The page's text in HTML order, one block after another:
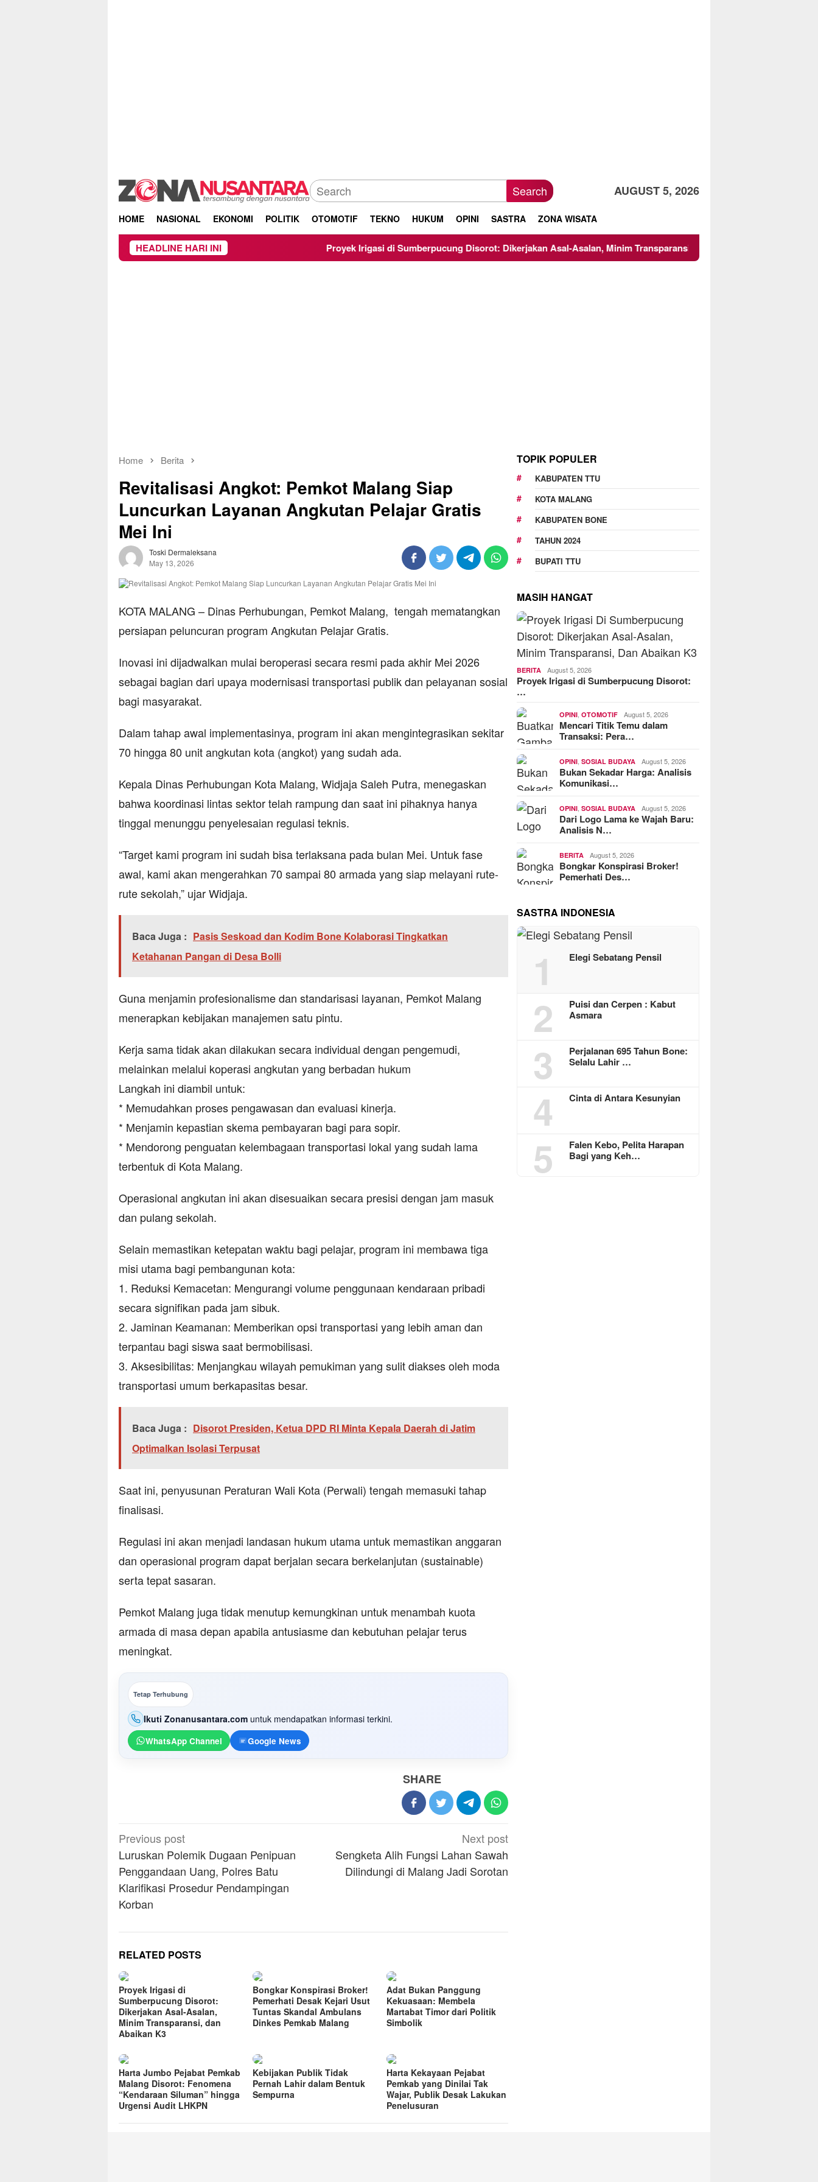
Search AUGUST 5, 2026
HOME NASIONAL EKONOMI POLITIK OTOMOTIF TEKNO HUKUM OPINI SASTRA ZONA WISATA
HEADLINE HARI INI Proyek Irigasi di Sumberpucung Disorot: Dikerjakan Asal-Asalan, Minim Transparansi, dan Abaikan K3
Home Berita
Revitalisasi Angkot: Pemkot Malang Siap
Luncurkan Layanan Angkutan Pelajar Gratis
Mei Ini
Toski Dermaleksana
May 13, 2026
KOTA MALANG – Dinas Perhubungan, Pemkot Malang, tengah mematangkan
persiapan peluncuran program Angkutan Pelajar Gratis.
Inovasi ini dijadwalkan mulai beroperasi secara resmi pada akhir Mei 2026
sebagai bagian dari upaya modernisasi transportasi publik dan pelayanan sosial
bagi masyarakat.
Dalam tahap awal implementasinya, program ini akan mengintegrasikan sekitar
70 hingga 80 unit angkutan kota (angkot) yang sudah ada.
Kepala Dinas Perhubungan Kota Malang, Widjaja Saleh Putra, menegaskan
bahwa koordinasi lintas sektor telah rampung dan saat ini pihaknya hanya
tinggal menunggu penyelesaian regulasi teknis.
“Target kami program ini sudah bisa terlaksana pada bulan Mei. Untuk fase
awal, kami akan mengerahkan 70 sampai 80 armada yang siap melayani rute-
rute sekolah,” ujar Widjaja.
Baca Juga : Pasis Seskoad dan Kodim Bone Kolaborasi Tingkatkan
Ketahanan Pangan di Desa Bolli
Guna menjamin profesionalisme dan standarisasi layanan, Pemkot Malang
menerapkan kebijakan manajemen satu pintu.
Kerja sama tidak akan dilakukan secara individual dengan pengemudi,
melainkan melalui koperasi angkutan yang berbadan hukum
Langkah ini diambil untuk:
* Memudahkan proses pengawasan dan evaluasi kinerja.
* Menjamin kepastian skema pembayaran bagi para sopir.
* Mendorong penguatan kelembagaan transportasi lokal yang sudah lama
terbentuk di Kota Malang.
Operasional angkutan ini akan disesuaikan secara presisi dengan jam masuk
dan pulang sekolah.
Selain memastikan ketepatan waktu bagi pelajar, program ini membawa tiga
misi utama bagi pembangunan kota:
1. Reduksi Kemacetan: Mengurangi volume penggunaan kendaraan pribadi
secara signifikan pada jam sibuk.
2. Jaminan Keamanan: Memberikan opsi transportasi yang lebih aman dan
terpantau bagi siswa saat bermobilisasi.
3. Aksesibilitas: Menjangkau wilayah pemukiman yang sulit diakses oleh moda
transportasi umum berkapasitas besar.
Baca Juga : Disorot Presiden, Ketua DPD RI Minta Kepala Daerah di Jatim
Optimalkan Isolasi Terpusat
Saat ini, penyusunan Peraturan Wali Kota (Perwali) tengah memasuki tahap
finalisasi.
Regulasi ini akan menjadi landasan hukum utama untuk memastikan anggaran
dan operasional program dapat berjalan secara berkelanjutan (sustainable)
serta tepat sasaran.
Pemkot Malang juga tidak menutup kemungkinan untuk menambah kuota
armada di masa depan apabila antusiasme dan kebutuhan pelajar terus
meningkat.
Tetap Terhubung
Ikuti Zonanusantara.com untuk mendapatkan informasi terkini.
WhatsApp Channel Google News
SHARE
Post
navigation
Previous post
Luruskan Polemik Dugaan Penipuan
Penggandaan Uang, Polres Batu
Klarifikasi Prosedur Pendampingan
Korban
Next post
Sengketa Alih Fungsi Lahan Sawah
Dilindungi di Malang Jadi Sorotan
RELATED POSTS
Proyek Irigasi di
Sumberpucung Disorot:
Dikerjakan Asal-Asalan,
Minim Transparansi, dan
Abaikan K3
Bongkar Konspirasi Broker!
Pemerhati Desak Kejari Usut
Tuntas Skandal Ambulans
Dinkes Pemkab Malang
Adat Bukan Panggung
Kekuasaan: Membela
Martabat Timor dari Politik
Simbolik
Harta Jumbo Pejabat Pemkab
Malang Disorot: Fenomena
“Kendaraan Siluman” hingga
Urgensi Audit LHKPN
Kebijakan Publik Tidak
Pernah Lahir dalam Bentuk
Sempurna
Harta Kekayaan Pejabat
Pemkab yang Dinilai Tak
Wajar, Publik Desak Lakukan
Penelusuran
TOPIK POPULER
KABUPATEN TTU
KOTA MALANG
KABUPATEN BONE
TAHUN 2024
BUPATI TTU
MASIH HANGAT
BERITA August 5, 2026
Proyek Irigasi di Sumberpucung Disorot:
…
OPINI ,OTOMOTIF August 5, 2026
Mencari Titik Temu dalam
Transaksi: Pera…
OPINI ,SOSIAL BUDAYA August 5, 2026
Bukan Sekadar Harga: Analisis
Komunikasi…
OPINI ,SOSIAL BUDAYA August 5, 2026
Dari Logo Lama ke Wajah Baru:
Analisis N…
BERITA August 5, 2026
Bongkar Konspirasi Broker!
Pemerhati Des…
SASTRA INDONESIA
1 Elegi Sebatang Pensil
2
Puisi dan Cerpen : Kabut
Asmara
3
Perjalanan 695 Tahun Bone:
Selalu Lahir …
4 Cinta di Antara Kesunyian
5
Falen Kebo, Pelita Harapan
Bagi yang Keh…